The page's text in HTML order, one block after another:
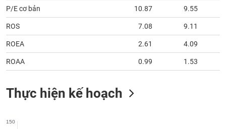
P/E cơ bản 10.87 9.55
ROS 7.08 9.11
ROEA 2.61 4.09
ROAA 0.99 1.53
Thực hiện kế hoạch
150